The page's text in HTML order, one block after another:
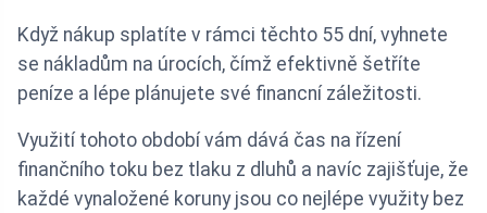
Když nákup splatíte v rámci těchto 55 dní, vyhnete
se nákladům na úrocích, čímž efektivně šetříte
peníze a lépe plánujete své financní záležitosti.
Využití tohoto období vám dává čas na řízení
finančního toku bez tlaku z dluhů a navíc zajišťuje, že
každé vynaložené koruny jsou co nejlépe využity bez